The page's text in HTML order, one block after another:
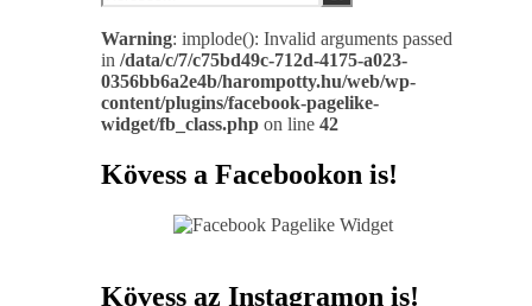
Warning: implode(): Invalid arguments passed
in /data/c/7/c75bd49c-712d-4175-a023-
0356bb6a2e4b/harompotty.hu/web/wp-
content/plugins/facebook-pagelike-
widget/fb_class.php on line 42
Kövess a Facebookon is!
Kövess az Instagramon is!